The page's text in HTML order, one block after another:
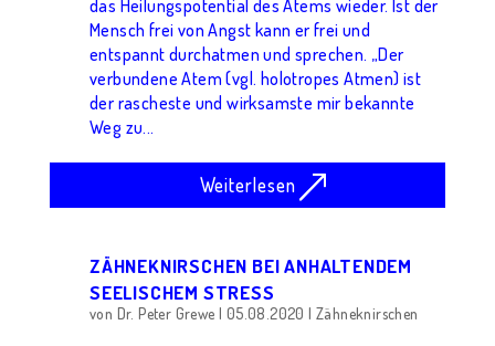
das Heilungspotential des Atems wieder. Ist der
Mensch frei von Angst kann er frei und
entspannt durchatmen und sprechen. „Der
verbundene Atem (vgl. holotropes Atmen) ist
der rascheste und wirksamste mir bekannte
Weg zu...
Weiterlesen
ZÄHNEKNIRSCHEN BEI ANHALTENDEM
SEELISCHEM STRESS
von Dr. Peter Grewe | 05.08.2020 |Zähneknirschen